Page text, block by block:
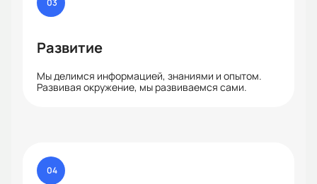
03
Развитие
Мы делимся информацией, знаниями и опытом.
Развивая окружение, мы развиваемся сами.
04